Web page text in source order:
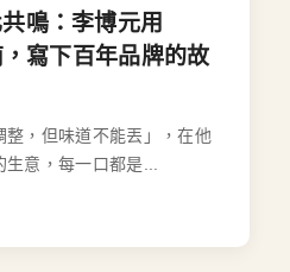
鳴：李博元用
寫下百年品牌的故
，但味道不能丟」，在他
意，每一口都是...